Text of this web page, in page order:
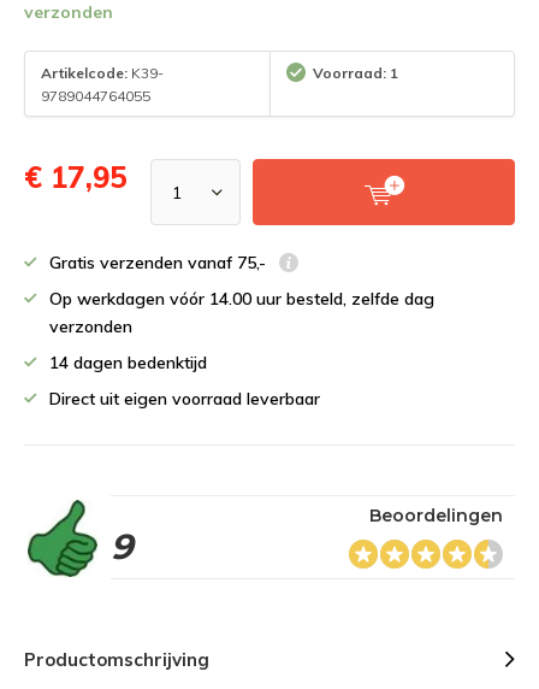
verzonden
Artikelcode: K39-
9789044764055
Voorraad: 1
€ 17,95
Gratis verzenden vanaf 75,-
Op werkdagen vóór 14.00 uur besteld, zelfde dag
verzonden
14 dagen bedenktijd
Direct uit eigen voorraad leverbaar
9
Beoordelingen
Productomschrijving